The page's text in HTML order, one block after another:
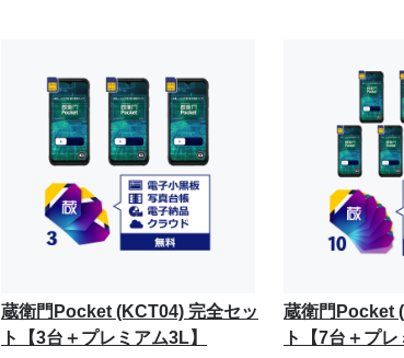
蔵衛門Pocket (KCT04) 完全セッ
ト【3台＋プレミアム3L】
蔵衛門Pocket
ト【7台＋プレ